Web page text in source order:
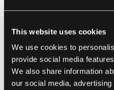
This website uses cookies
We use cookies to
provide social media
We also share information
our social media,
für das
Dazu gehört die
automatisch zu
von
von Abhängigkeiten.